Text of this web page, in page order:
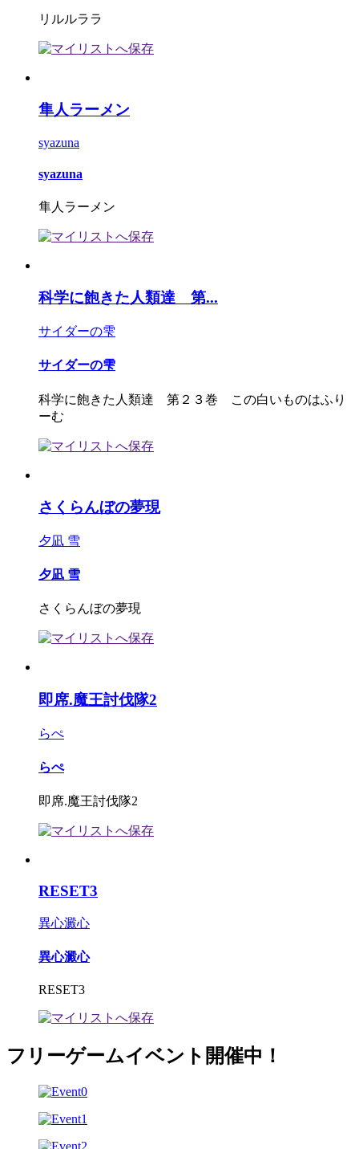
リルルララ
隼人ラーメン
syazuna
syazuna
隼人ラーメン
科学に飽きた人類達 第...
サイダーの雫
サイダーの雫
科学に飽きた人類達 第２３巻 この白いものはふり
ーむ
さくらんぼの夢現
夕凪 雪
夕凪 雪
さくらんぼの夢現
即席.魔王討伐隊2
らぺ
らぺ
即席.魔王討伐隊2
RESET3
異心澱心
異心澱心
RESET3
フリーゲームイベント開催中！